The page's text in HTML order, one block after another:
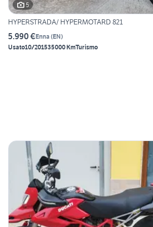
5
HYPERSTRADA/ HYPERMOTARD 821
5.990 €Enna (EN)
Usato10/201535000 KmTurismo